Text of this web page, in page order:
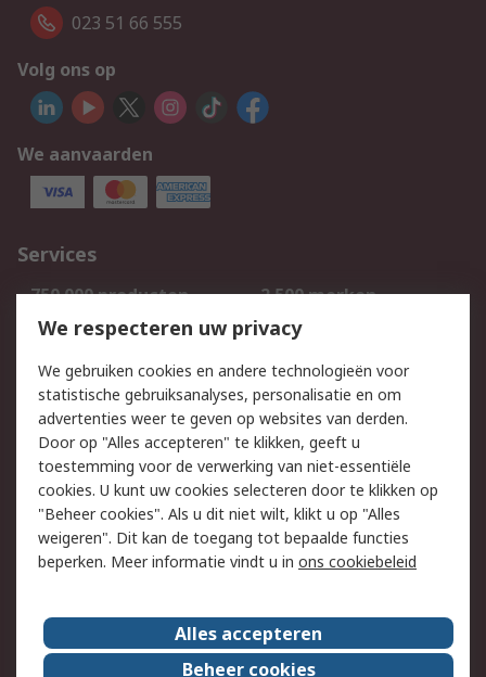
023 51 66 555
Volg ons op
We aanvaarden
Services
750.000 producten
2.500 merken
Bestellen
Inkoopoplossingen
Track & Trace
Wettelijk
Cookiebeleid
Email veiligheid
Privacybeleid
Websitevoorwaarden
Algemene
verkoopvoorwaarden
Over RS
RS Group Over ons
We respecteren uw privacy
We gebruiken cookies en andere technologieën voor
statistische gebruiksanalyses, personalisatie en om
advertenties weer te geven op websites van derden.
Door op "Alles accepteren" te klikken, geeft u
toestemming voor de verwerking van niet-essentiële
cookies. U kunt uw cookies selecteren door te klikken op
"Beheer cookies". Als u dit niet wilt, klikt u op "Alles
weigeren". Dit kan de toegang tot bepaalde functies
beperken. Meer informatie vindt u in ons cookiebeleid
Alles accepteren
Beheer cookies